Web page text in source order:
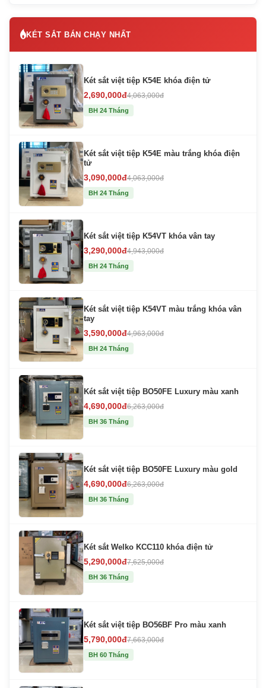
KÉT SẮT BÁN CHẠY NHẤT
Két sắt việt tiệp K54E khóa điện tử
2,690,000đ4,063,000đ
BH 24 Tháng
Két sắt việt tiệp K54E màu trắng khóa điện
tử
3,090,000đ4,063,000đ
BH 24 Tháng
Két sắt việt tiệp K54VT khóa vân tay
3,290,000đ4,943,000đ
BH 24 Tháng
Két sắt việt tiệp K54VT màu trắng khóa vân
tay
3,590,000đ4,963,000đ
BH 24 Tháng
Két sắt việt tiệp BO50FE Luxury màu xanh
4,690,000đ6,263,000đ
BH 36 Tháng
Két sắt việt tiệp BO50FE Luxury màu gold
4,690,000đ6,263,000đ
BH 36 Tháng
Két sắt Welko KCC110 khóa điện tử
5,290,000đ7,625,000đ
BH 36 Tháng
Két sắt việt tiệp BO56BF Pro màu xanh
5,790,000đ7,663,000đ
BH 60 Tháng